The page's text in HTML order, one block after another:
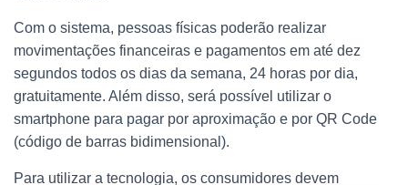
Com o sistema, pessoas físicas poderão realizar
movimentações financeiras e pagamentos em até dez
segundos todos os dias da semana, 24 horas por dia,
gratuitamente. Além disso, será possível utilizar o
smartphone para pagar por aproximação e por QR Code
(código de barras bidimensional).
Para utilizar a tecnologia, os consumidores devem